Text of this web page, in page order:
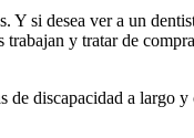
si desea ver a un
y tratar de
discapacidad a largo